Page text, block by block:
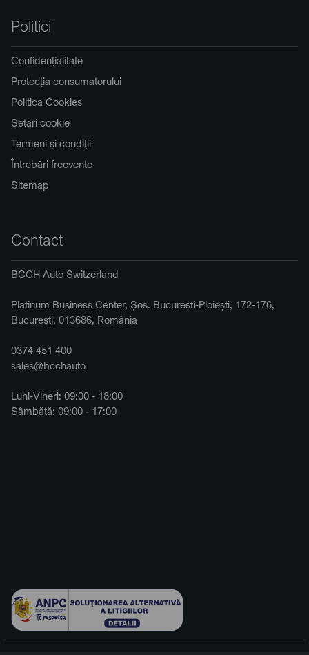
Politici
Confidențialitate
Protecția consumatorului
Politica Cookies
Setări cookie
Termeni și condiții
Întrebări frecvente
Sitemap
Contact
BCCH Auto Switzerland
Platinum Business Center, Șos. București-Ploiești, 172-176,
București, 013686, România
0374 451 400
sales@bcchauto
Luni-Vineri: 09:00 - 18:00
Sâmbătă: 09:00 - 17:00